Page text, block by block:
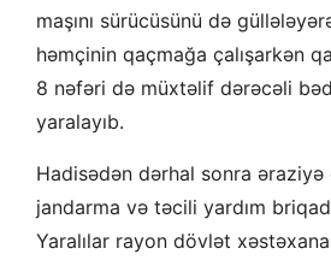
maşını sürücüsünü də
həmçinin qaçmağa çalışarkən
8 nəfəri də müxtəlif dərəcəli
yaralayıb.
Hadisədən dərhal sonra
jandarma və təcili yardım
Yaralılar rayon dövlət